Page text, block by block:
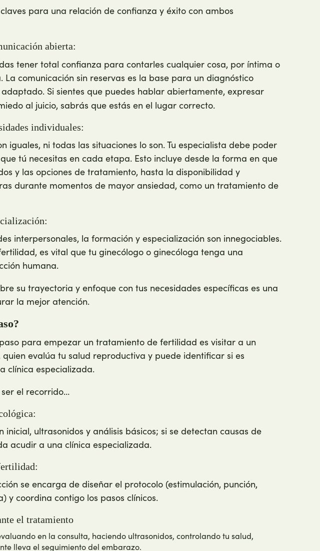
para una relación de confianza y éxito con ambos
abierta:
tener total confianza para contarles cualquier cosa, por íntima o
La comunicación sin reservas es la base para un diagnóstico
Si sientes que puedes hablar abiertamente, expresar
al juicio, sabrás que estás en el lugar correcto.
individuales:
iguales, ni todas las situaciones lo son. Tu especialista debe poder
tú necesitas en cada etapa. Esto incluye desde la forma en que
y las opciones de tratamiento, hasta la disponibilidad y
durante momentos de mayor ansiedad, como un tratamiento de
interpersonales, la formación y especialización son innegociables.
es vital que tu ginecólogo o ginecóloga tenga una
humana.
su trayectoria y enfoque con tus necesidades específicas es una
la mejor atención.
para empezar un tratamiento de fertilidad es visitar a un
evalúa tu salud reproductiva y puede identificar si es
clínica especializada.
el recorrido…
inicial, ultrasonidos y análisis básicos; si se detectan causas de
acudir a una clínica especializada.
se encarga de diseñar el protocolo (estimulación, punción,
y coordina contigo los pasos clínicos.
el tratamiento
en la consulta, haciendo ultrasonidos, controlando tu salud,
lleva el seguimiento del embarazo.